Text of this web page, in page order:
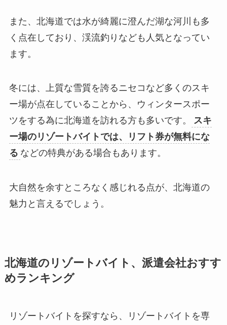
また、北海道では水が綺麗に澄んだ湖な河川も多
く点在しており、渓流釣りなども人気となってい
ます。
冬には、上質な雪質を誇るニセコなど多くのスキ
ー場が点在していることから、ウィンタースポー
ツをする為に北海道を訪れる方も多いです。
スキ
ー場のリゾートバイトでは、リフト券が無料にな
る などの特典がある場合もあります。
大自然を余すところなく感じれる点が、北海道の
魅力と言えるでしょう。
北海道のリゾートバイト、派遣会社おすす
めランキング
リゾートバイトを探すなら、リゾートバイトを専